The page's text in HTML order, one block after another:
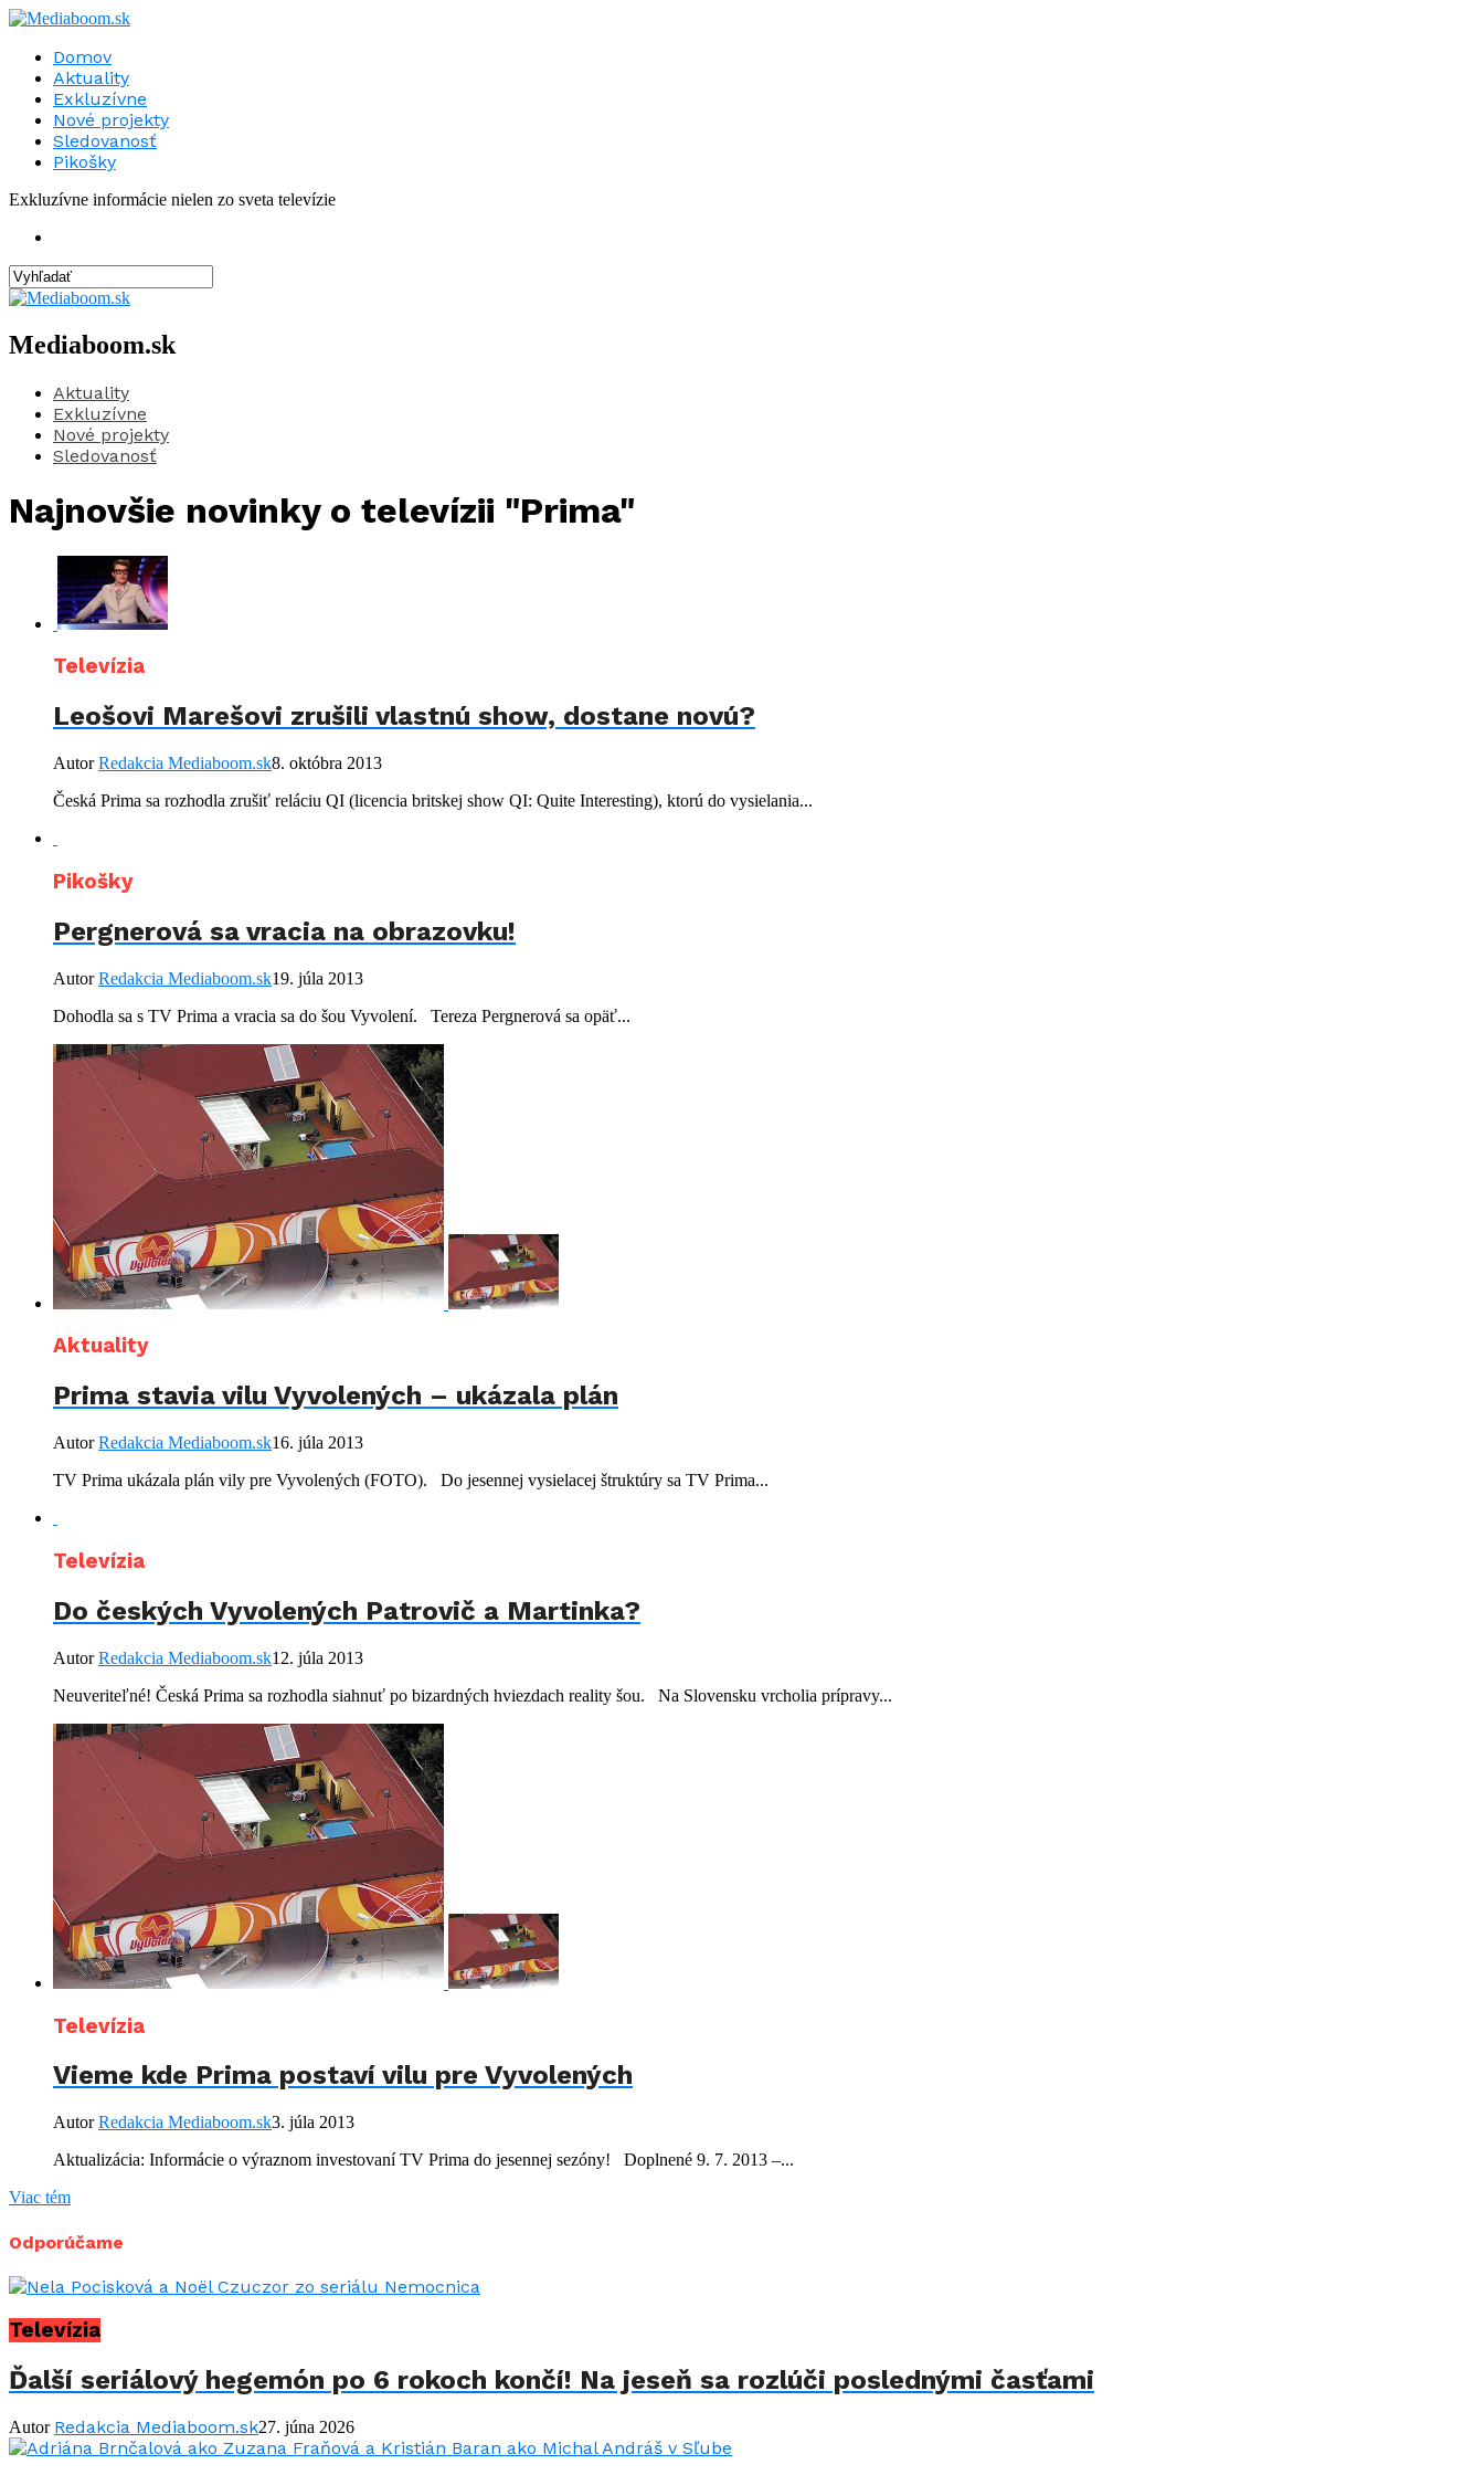
Domov
Aktuality
Exkluzívne
Nové projekty
Sledovanosť
Pikošky
Exkluzívne informácie nielen zo sveta televízie
Mediaboom.sk
Aktuality
Exkluzívne
Nové projekty
Sledovanosť
Najnovšie novinky o televízii "Prima"
Televízia
Leošovi Marešovi zrušili vlastnú show, dostane novú?
AutorRedakcia Mediaboom.sk8. októbra 2013
Česká Prima sa rozhodla zrušiť reláciu QI (licencia britskej show QI: Quite Interesting), ktorú do vysielania...
Pikošky
Pergnerová sa vracia na obrazovku!
AutorRedakcia Mediaboom.sk19. júla 2013
Dohodla sa s TV Prima a vracia sa do šou Vyvolení. Tereza Pergnerová sa opäť...
Aktuality
Prima stavia vilu Vyvolených – ukázala plán
AutorRedakcia Mediaboom.sk16. júla 2013
TV Prima ukázala plán vily pre Vyvolených (FOTO). Do jesennej vysielacej štruktúry sa TV Prima...
Televízia
Do českých Vyvolených Patrovič a Martinka?
AutorRedakcia Mediaboom.sk12. júla 2013
Neuveriteľné! Česká Prima sa rozhodla siahnuť po bizardných hviezdach reality šou. Na Slovensku vrcholia prípravy...
Televízia
Vieme kde Prima postaví vilu pre Vyvolených
AutorRedakcia Mediaboom.sk3. júla 2013
Aktualizácia: Informácie o výraznom investovaní TV Prima do jesennej sezóny! Doplnené 9. 7. 2013 –...
Viac tém
Odporúčame
Televízia
Ďalší seriálový hegemón po 6 rokoch končí! Na jeseň sa rozlúči poslednými časťami
Autor Redakcia Mediaboom.sk27. júna 2026